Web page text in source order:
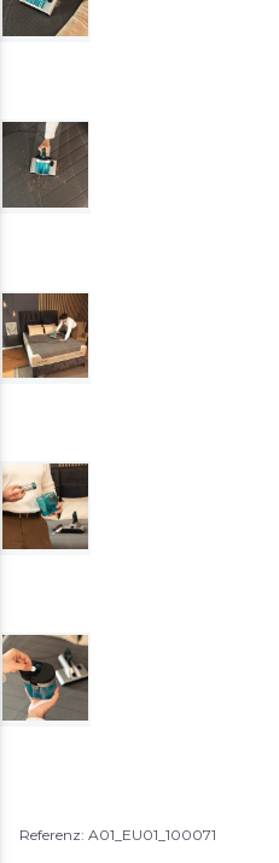
Referenz: A01_EU01_100071